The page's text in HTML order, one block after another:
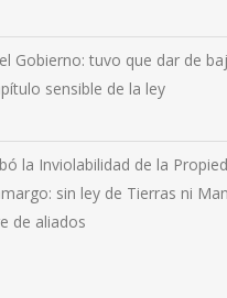
Gobierno: tuvo que dar de
sensible de la ley
la Inviolabilidad de la
sin ley de Tierras ni
de aliados